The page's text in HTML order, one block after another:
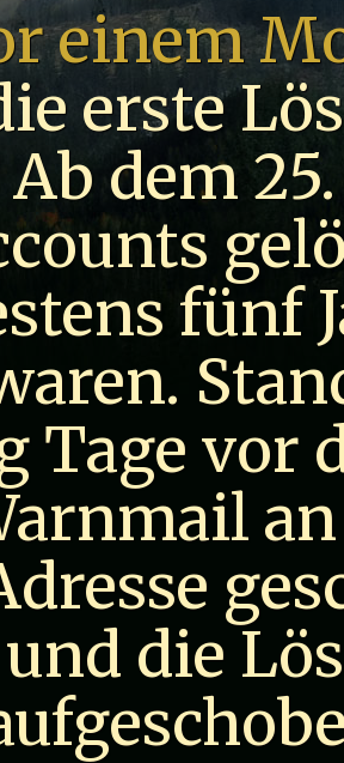
einem
erste
dem
fünf
Tage vor
die